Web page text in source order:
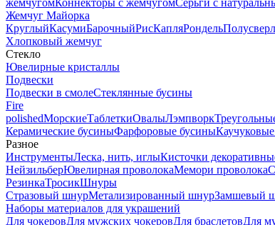
жемчугомКоннекторы с жемчугомСерьги с
Жемчуг Майорка
КруглыйКасумиБарочныйРисКапляРондель
Хлопковый жемчуг
Стекло
Ювелирные кристаллы
Подвески
Подвески в смолеСтеклянные бусины
Fire
polishedМорскиеТаблеткиОвалыЛэмпворк
Керамические бусиныФарфоровые бусины
Разное
ИнструментыЛеска, нить, иглыКисточки
НейзильберЮвелирная проволокаМемори проволока
РезинкаТросикШнуры
Стразовый шнурМетализированный шнурЗамшевый
Наборы материалов для украшений
Для чокеровДля мужских чокеровДля браслетовДля